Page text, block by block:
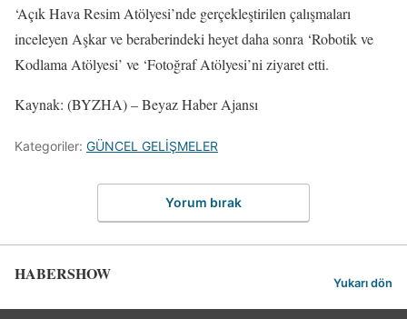
‘Açık Hava Resim Atölyesi’nde gerçekleştirilen çalışmaları
inceleyen Aşkar ve beraberindeki heyet daha sonra ‘Robotik ve
Kodlama Atölyesi’ ve ‘Fotoğraf Atölyesi’ni ziyaret etti.
Kaynak: (BYZHA) – Beyaz Haber Ajansı
Kategoriler: GÜNCEL GELİŞMELER
Yorum bırak
HABERSHOW Yukarı dön